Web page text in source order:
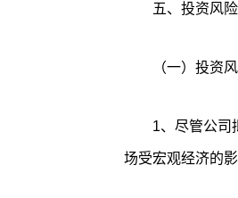
五、投资风
（一）投资
1、尽管公司
场受宏观经济的影